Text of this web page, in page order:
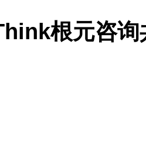
根元咨